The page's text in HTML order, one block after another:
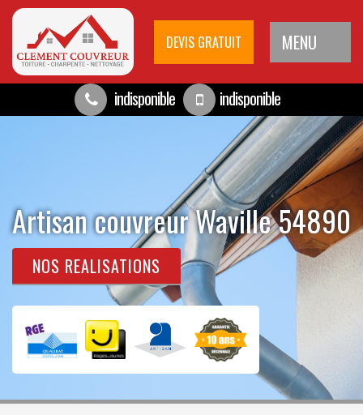
DEVIS GRATUIT MENU
indisponible indisponible
Artisan couvreur Waville 54890
NOS REALISATIONS